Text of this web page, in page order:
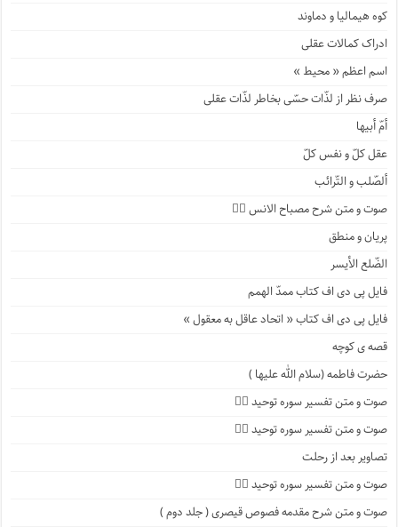
کوه هیمالیا و دماوند
ادراک کمالات عقلی
اسم اعظم « محیط »
صرف نظر از لذّات حسّی بخاطر لذّات عقلی
أمّ أبیها
عقل کلّ و نفس کلّ
ألصّلب و التّرائب
صوت و متن شرح مصباح الانس ۹️⃣
پریان و منطق
الضّلع الأیسر
فایل پی دی اف کتاب ممدّ الهمم
فایل پی دی اف کتاب « اتحاد عاقل به معقول »
قصه ی کوچه
حضرت فاطمه (سلام الله علیها )
صوت و متن تفسیر سوره توحید ۴️⃣
صوت و متن تفسیر سوره توحید ۳️⃣
تصاویر بعد از رحلت
صوت و متن تفسیر سوره توحید ۲️⃣
صوت و متن شرح مقدمه فصوص قیصری ( جلد دوم )